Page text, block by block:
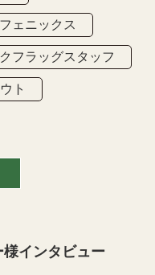
ェニックス
フラッグスタッフ
ト
様インタビュー